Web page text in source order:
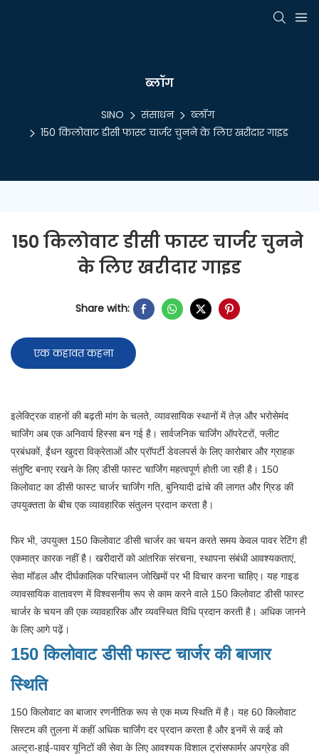
ब्लॉग
SINO संसाधन
ब्लॉग
150 किलोवाट डीसी फास्ट चार्जर चुनने के लिए खरीदार गाइड
150 किलोवाट डीसी फास्ट चार्जर चुनने
के लिए खरीदार गाइड
Share with:
एक कहावत कहना
इलेक्ट्रिक वाहनों की बढ़ती मांग के चलते, व्यावसायिक स्थानों में तेज़ और भरोसेमंद
चार्जिंग अब एक अनिवार्य हिस्सा बन गई है। सार्वजनिक चार्जिंग ऑपरेटरों, फ्लीट
प्रबंधकों, ईंधन खुदरा विक्रेताओं और प्रॉपर्टी डेवलपर्स के लिए कारोबार और ग्राहक
संतुष्टि बनाए रखने के लिए डीसी फास्ट चार्जिंग महत्वपूर्ण होती जा रही है। 150
किलोवाट का डीसी फास्ट चार्जर चार्जिंग गति, बुनियादी ढांचे की लागत और ग्रिड की
उपयुक्तता के बीच एक व्यावहारिक संतुलन प्रदान करता है।
फिर भी, उपयुक्त 150 किलोवाट डीसी चार्जर का चयन करते समय केवल पावर रेटिंग ही
एकमात्र कारक नहीं है। खरीदारों को आंतरिक संरचना, स्थापना संबंधी आवश्यकताएं,
सेवा मॉडल और दीर्घकालिक परिचालन जोखिमों पर भी विचार करना चाहिए। यह गाइड
व्यावसायिक वातावरण में विश्वसनीय रूप से काम करने वाले 150 किलोवाट डीसी फास्ट
चार्जर के चयन की एक व्यावहारिक और व्यवस्थित विधि प्रदान करती है। अधिक जानने
के लिए आगे पढ़ें।
150 किलोवाट डीसी फास्ट चार्जर की बाजार
स्थिति
150 किलोवाट का बाजार रणनीतिक रूप से एक मध्य स्थिति में है। यह 60 किलोवाट
सिस्टम की तुलना में कहीं अधिक चार्जिंग दर प्रदान करता है और इनमें से कई को
अल्ट्रा-हाई-पावर यूनिटों की सेवा के लिए आवश्यक विशाल ट्रांसफार्मर अपग्रेड की